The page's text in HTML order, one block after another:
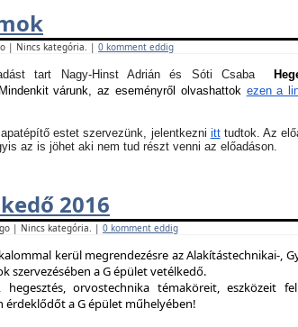
| Nincs kategória. | 0 komment eddig
tart Nagy-Hinst Adrián és Sóti Csaba
várunk, az eseményről olvashattok ezen a
estet szervezünk, jelentkezni itttudtok. Az
az is jöhet aki nem tud részt venni az előadáson.
2016
| Nincs kategória. | 0 komment eddig
kerül megrendezésre az Alakítástechnikai-,
szervezésében a G épület vetélkedő.
hegesztés, orvostechnika témaköreit, eszközeit
a G épület műhelyében!